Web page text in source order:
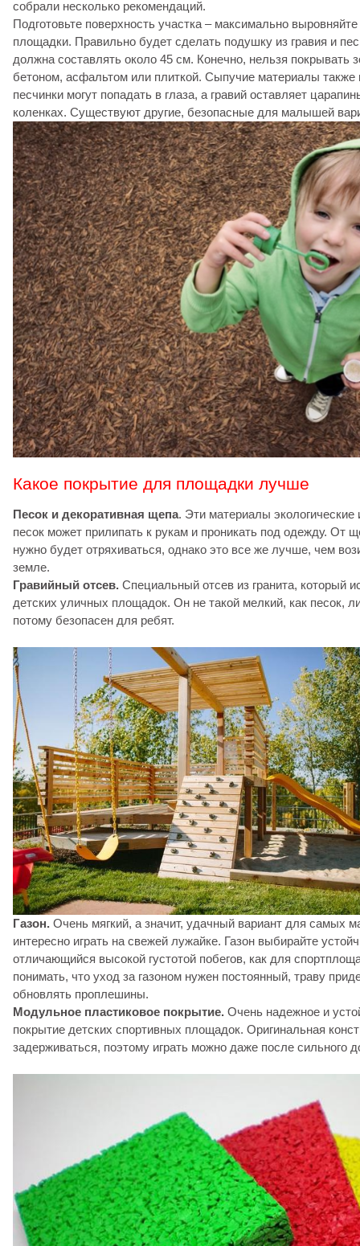
собрали несколько рекомендаций.
Подготовьте поверхность участка – максимально
площадки. Правильно будет сделать подушку из гравия и
должна составлять около 45 см. Конечно, нельзя покрывать
бетоном, асфальтом или плиткой. Сыпучие материалы
песчинки могут попадать в глаза, а гравий оставляет
коленках. Существуют другие, безопасные для малышей
Какое покрытие для площадки лучше
Песок и декоративная щепа. Эти материалы
песок может прилипать к рукам и проникать под одежду.
нужно будет отряхиваться, однако это все же лучше, чем
земле.
Гравийный отсев. Специальный отсев из гранита, который
детских уличных площадок. Он не такой мелкий, как песок,
потому безопасен для ребят.
Газон. Очень мягкий, а значит, удачный вариант для самых
интересно играть на свежей лужайке. Газон выбирайте
отличающийся высокой густотой побегов, как для
понимать, что уход за газоном нужен постоянный, траву
обновлять проплешины.
Модульное пластиковое покрытие. Очень надежное и
покрытие детских спортивных площадок. Оригинальная
задерживаться, поэтому играть можно даже после сильного